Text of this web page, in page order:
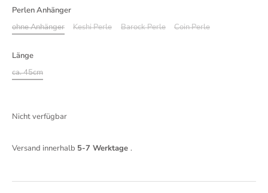
Perlen Anhänger
ohne Anhänger
Keshi Perle Barock Perle Coin Perle
Länge
ca. 45cm
Nicht verfügbar
Versand innerhalb 5-7 Werktage .